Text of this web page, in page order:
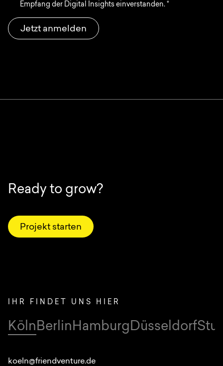
Empfang der Digital Insights einverstanden. *
Jetzt anmelden
Ready to grow?
Projekt starten
IHR FINDET UNS HIER
Standorte
KölnBerlinHamburgDüsseldorf
koeln@friendventure.de